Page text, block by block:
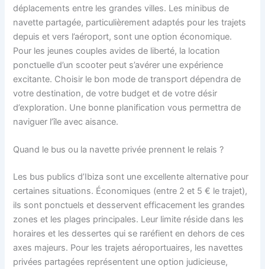
déplacements entre les grandes villes. Les minibus de
navette partagée, particulièrement adaptés pour les trajets
depuis et vers l’aéroport, sont une option économique.
Pour les jeunes couples avides de liberté, la location
ponctuelle d’un scooter peut s’avérer une expérience
excitante. Choisir le bon mode de transport dépendra de
votre destination, de votre budget et de votre désir
d’exploration. Une bonne planification vous permettra de
naviguer l’île avec aisance.
Quand le bus ou la navette privée prennent le relais ?
Les bus publics d’Ibiza sont une excellente alternative pour
certaines situations. Économiques (entre 2 et 5 € le trajet),
ils sont ponctuels et desservent efficacement les grandes
zones et les plages principales. Leur limite réside dans les
horaires et les dessertes qui se raréfient en dehors de ces
axes majeurs. Pour les trajets aéroportuaires, les navettes
privées partagées représentent une option judicieuse,